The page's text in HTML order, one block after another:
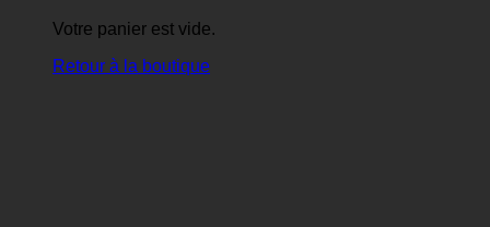
Votre panier est vide.
Retour à la boutique